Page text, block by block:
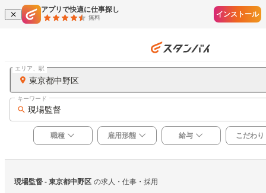
アプリで快適に仕事探し
無料 インストール
東京都中野区
エリア、駅
現場監督
キーワード
職種 雇用形態 給与 こだわり
現場監督 - 東京都中野区 の求人・仕事・採用